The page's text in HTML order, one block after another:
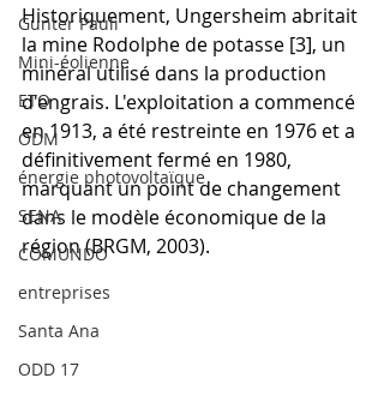
Gunter Pauli
Mini-éolienne
ETO
ODM
énergie photovoltaïque
SENA
COMUNDO
entreprises
Santa Ana
ODD 17
Historiquement, Ungersheim abritait
la mine Rodolphe de potasse [3], un
minéral utilisé dans la production
d'engrais. L'exploitation a commencé
en 1913, a été restreinte en 1976 et a
définitivement fermé en 1980,
marquant un point de changement
dans le modèle économique de la
région (BRGM, 2003).